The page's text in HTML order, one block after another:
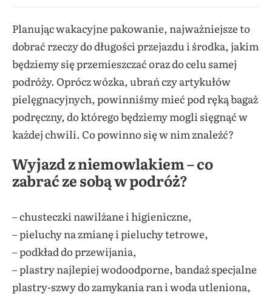
Planując wakacyjne pakowanie, najważniejsze to
dobrać rzeczy do długości przejazdu i środka, jakim
będziemy się przemieszczać oraz do celu samej
podróży. Oprócz wózka, ubrań czy artykułów
pielęgnacyjnych, powinniśmy mieć pod ręką bagaż
podręczny, do którego będziemy mogli sięgnąć w
każdej chwili. Co powinno się w nim znaleźć?
Wyjazd z niemowlakiem – co
zabrać ze sobą w podróż?
– chusteczki nawilżane i higieniczne,
–pieluchy na zmianę i pieluchy tetrowe,
–podkład do przewijania,
– plastry najlepiej wodoodporne, bandaż specjalne
plastry-szwy do zamykania ran i woda utleniona,